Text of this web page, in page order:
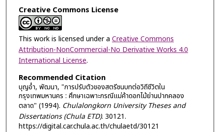
Creative Commons License
This work is licensed under a Creative Commons
Attribution-NonCommercial-No Derivative Works 4.0
International License.
Recommended Citation
บุญอ่ำ, พัฒนา, "การปรับตัวของสตรีชนบทต่อวิถีชีวิตใน
กรุงเทพมหานคร : ศึกษาเฉพาะกรณีแม่ค้าดอกไม้ย่านปากคลอง
ตลาด" (1994). Chulalongkorn University Theses and
Dissertations (Chula ETD). 30121.
https://digital.car.chula.ac.th/chulaetd/30121